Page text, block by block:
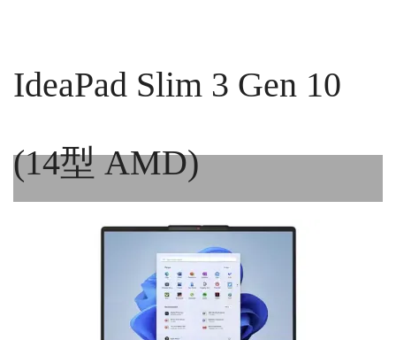
IdeaPad Slim 3 Gen 10
(14型 AMD)